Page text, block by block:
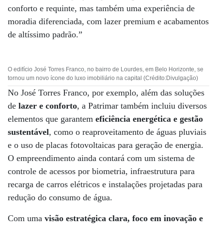
conforto e requinte, mas também uma experiência de
moradia diferenciada, com lazer premium e acabamentos
de altíssimo padrão.”
O edifício José Torres Franco, no bairro de Lourdes, em Belo Horizonte, se
tornou um novo ícone do luxo imobiliário na capital (Crédito:Divulgação)
No José Torres Franco, por exemplo, além das soluções
de lazer e conforto, a Patrimar também incluiu diversos
elementos que garantem eficiência energética e gestão
sustentável, como o reaproveitamento de águas pluviais
e o uso de placas fotovoltaicas para geração de energia.
O empreendimento ainda contará com um sistema de
controle de acessos por biometria, infraestrutura para
recarga de carros elétricos e instalações projetadas para
redução do consumo de água.
Com uma visão estratégica clara, foco em inovação e